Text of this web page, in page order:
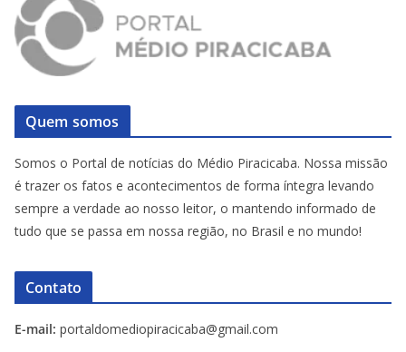
Quem somos
Somos o Portal de notícias do Médio Piracicaba. Nossa missão
é trazer os fatos e acontecimentos de forma íntegra levando
sempre a verdade ao nosso leitor, o mantendo informado de
tudo que se passa em nossa região, no Brasil e no mundo!
Contato
E-mail: portaldomediopiracicaba@gmail.com